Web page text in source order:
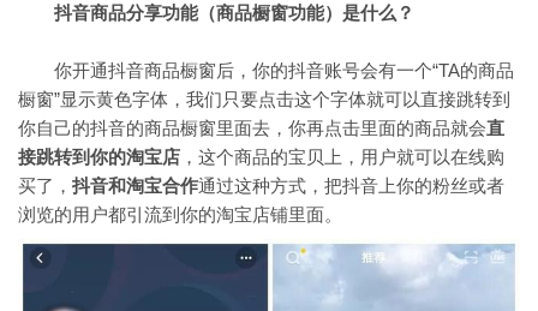
抖音商品分享功能（商品橱窗功能）是什么？
你开通抖音商品橱窗后，你的抖音账号会有一个“TA的商品
橱窗”显示黄色字体，我们只要点击这个字体就可以直接跳转到
你自己的抖音的商品橱窗里面去，你再点击里面的商品就会直
接跳转到你的淘宝店 ，这个商品的宝贝上，用户就可以在线购
买了， 抖音和淘宝合作通过这种方式，把抖音上你的粉丝或者
浏览的用户都引流到你的淘宝店铺里面。